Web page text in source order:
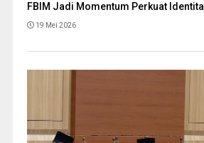
FBIM Jadi Momentum Perkuat
19 Mei 2026